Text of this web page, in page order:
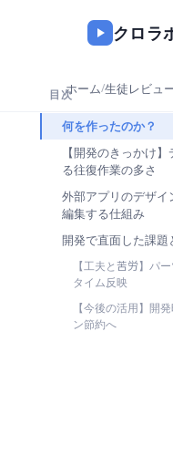
クロラ
ホーム/生徒レビュ
目次
何を作ったのか？
【開発のきっかけ
る往復作業の多さ
外部アプリのデザ
編集する仕組み
開発で直面した課題
【工夫と苦労】パ
タイム反映
【今後の活用】開
ン節約へ